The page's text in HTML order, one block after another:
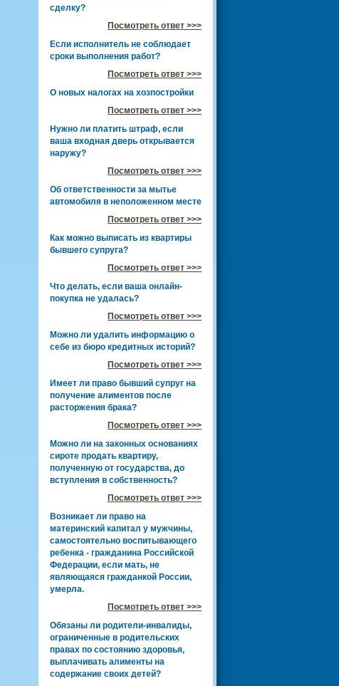
сделку?
Посмотреть ответ >>>
Если исполнитель не соблюдает
сроки выполнения работ?
Посмотреть ответ >>>
О новых налогах на хозпостройки
Посмотреть ответ >>>
Нужно ли платить штраф, если
ваша входная дверь открывается
наружу?
Посмотреть ответ >>>
Об ответственности за мытье
автомобиля в неположенном месте
Посмотреть ответ >>>
Как можно выписать из квартиры
бывшего супруга?
Посмотреть ответ >>>
Что делать, если ваша онлайн-
покупка не удалась?
Посмотреть ответ >>>
Можно ли удалить информацию о
себе из бюро кредитных историй?
Посмотреть ответ >>>
Имеет ли право бывший супруг на
получение алиментов после
расторжения брака?
Посмотреть ответ >>>
Можно ли на законных основаниях
сироте продать квартиру,
полученную от государства, до
вступления в собственность?
Посмотреть ответ >>>
Возникает ли право на
материнский капитал у мужчины,
самостоятельно воспитывающего
ребенка - гражданина Российской
Федерации, если мать, не
являющаяся гражданкой России,
умерла.
Посмотреть ответ >>>
Обязаны ли родители-инвалиды,
ограниченные в родительских
правах по состоянию здоровья,
выплачивать алименты на
содержание своих детей?